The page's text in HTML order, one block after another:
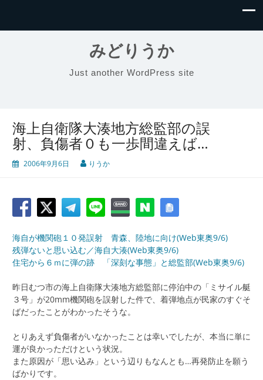
みどりうか
Just another WordPress site
海上自衛隊大湊地方総監部の誤
射、負傷者０も一歩間違えば…
2006年9月6日 りうか
海自が機関砲１０発誤射 青森、陸地に向け(Web東奥9/6)
残弾ないと思い込む／海自大湊(Web東奥9/6)
住宅から６ｍに弾の跡 「深刻な事態」と総監部(Web東奥9/6)
昨日むつ市の海上自衛隊大湊地方総監部に停泊中の「ミサイル艇
３号」が20mm機関砲を誤射した件で、着弾地点が民家のすぐそ
ばだったことがわかったそうな。
とりあえず負傷者がいなかったことは幸いでしたが、本当に単に
運が良かっただけという状況。
また原因が「思い込み」という辺りもなんとも…再発防止を願う
ばかりです。